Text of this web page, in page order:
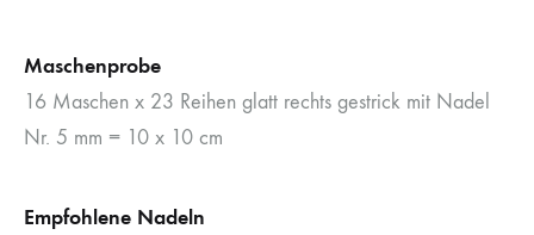
Maschenprobe
16 Maschen x 23 Reihen glatt rechts gestrick mit Nadel
Nr. 5 mm = 10 x 10 cm
Empfohlene Nadeln